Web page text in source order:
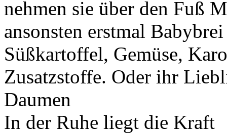
nehmen sie über den Fuß
ansonsten erstmal
Süßkartoffel, Gemüse,
Zusatzstoffe. Oder ihr
Daumen
In der Ruhe liegt die Kraft